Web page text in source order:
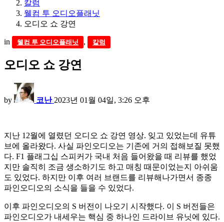
칼럼
웰컴 투 오디오플래닛
오디오 쇼 강연
in 웰컴 투 오디오플래닛 , 칼럼
오디오 쇼 강연
by 코난 2023년 01월 04일, 3:26 오후
지난 12월에 열렸던 오디오 쇼 강연 영상. 잊고 있었는데 유튜
브에 올라왔다. 사실 파인오디오는 기존에 거의 접해보질 못했
다. F1 플래그십 스피커가 국내 처음 들어왔을 때 리뷰를 했었
지만 솔직히 조금 생소하기도 하고 매칭 때문이었는지 아쉬움
도 있었다. 하지만 이후 여러 브랜드를 리뷰해나가면서 종종
파인오디오의 소식을 들을 수 있었다.
이후 파인오디오의 S 버전이 나오기 시작했다. 이 S 버전들은
파인오디오가 내세우는 핵심 중 하나인 드라이브 유닛에 있다.